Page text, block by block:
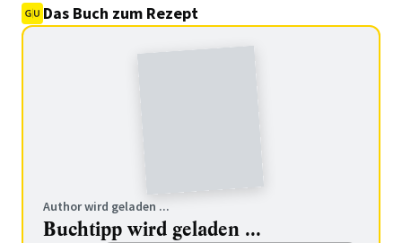
Das Buch zum Rezept
Author wird geladen ...
Buchtipp wird geladen ...